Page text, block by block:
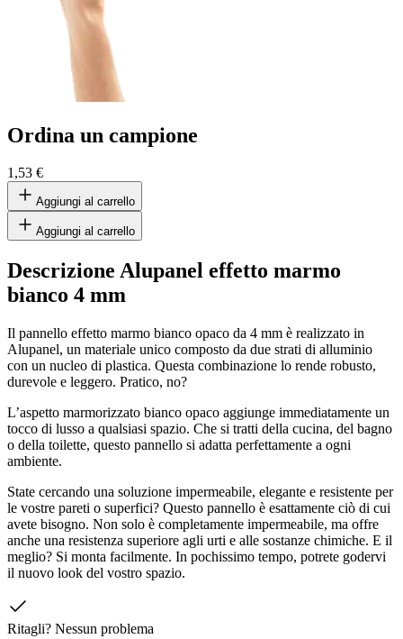
Ordina un campione
1,53 €
Aggiungi al carrello
Aggiungi al carrello
Descrizione Alupanel effetto marmo
bianco 4 mm
Il pannello effetto marmo bianco opaco da 4 mm è realizzato in
Alupanel, un materiale unico composto da due strati di alluminio
con un nucleo di plastica. Questa combinazione lo rende robusto,
durevole e leggero. Pratico, no?
L’aspetto marmorizzato bianco opaco aggiunge immediatamente un
tocco di lusso a qualsiasi spazio. Che si tratti della cucina, del bagno
o della toilette, questo pannello si adatta perfettamente a ogni
ambiente.
State cercando una soluzione impermeabile, elegante e resistente per
le vostre pareti o superfici? Questo pannello è esattamente ciò di cui
avete bisogno. Non solo è completamente impermeabile, ma offre
anche una resistenza superiore agli urti e alle sostanze chimiche. E il
meglio? Si monta facilmente. In pochissimo tempo, potrete godervi
il nuovo look del vostro spazio.
Ritagli? Nessun problema